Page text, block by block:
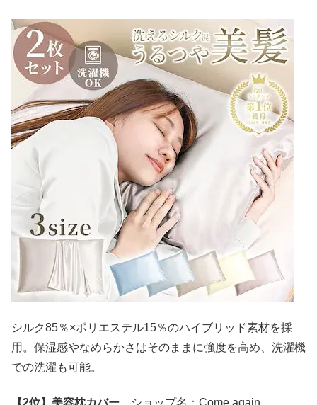
シルク85％×ポリエステル15％のハイブリッド素材を採
用。保湿感やなめらかさはそのままに強度を高め、洗濯機
での洗濯も可能。